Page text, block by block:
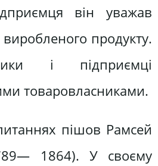
він уважав
продукту.
і підприємці
товаровласниками.
пішов Рамсей
1864). У своєму